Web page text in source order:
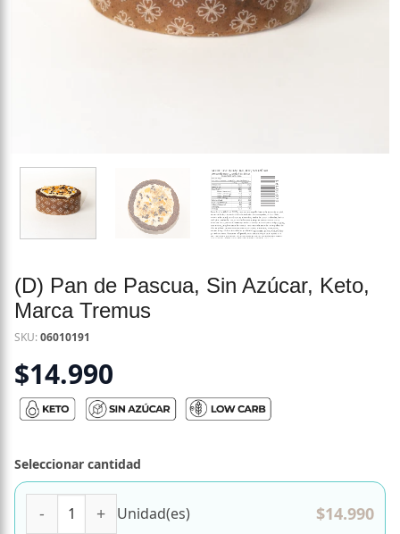
(D) Pan de Pascua, Sin Azúcar, Keto,
Marca Tremus
SKU:06010191
$14.990
Seleccionar cantidad
Unidad(es) $14.990